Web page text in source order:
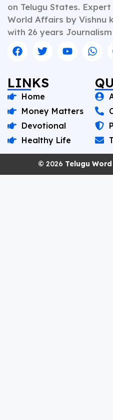
on Telugu States.
World Affairs by Vishnu
with 26 years
LINKS
Home
Money Matters
Devotional
Healthy Life
© 2026 Telugu Word